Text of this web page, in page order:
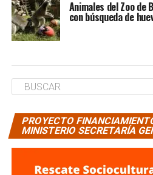
Animales del Zoo de
con búsqueda de
PROYECTO
MINISTERIO SECRETARÍA